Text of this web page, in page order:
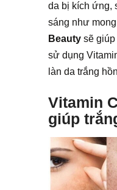
da bị kích ứng,
sáng như
Beauty sẽ
sử dụng
làn da trắng
Vitamin
giúp